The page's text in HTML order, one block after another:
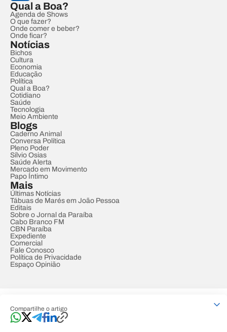
Compartilhe o artigo
Qual a Boa?
Agenda de Shows
O que fazer?
Onde comer e beber?
Onde ficar?
Notícias
Bichos
Cultura
Economia
Educação
Política
Qual a Boa?
Cotidiano
Saúde
Tecnologia
Meio Ambiente
Blogs
Caderno Animal
Conversa Política
Pleno Poder
Sílvio Osias
Saúde Alerta
Mercado em Movimento
Papo Íntimo
Mais
Últimas Notícias
Tábuas de Marés em João Pessoa
Editais
Sobre o Jornal da Paraíba
Cabo Branco FM
CBN Paraíba
Expediente
Comercial
Fale Conosco
Política de Privacidade
Espaço Opinião
Developed by Designed by